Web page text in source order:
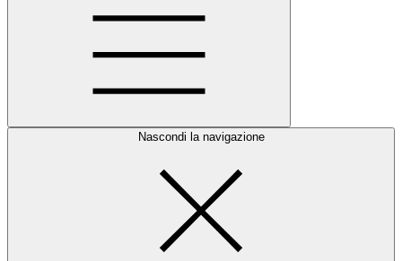
Nascondi la navigazione